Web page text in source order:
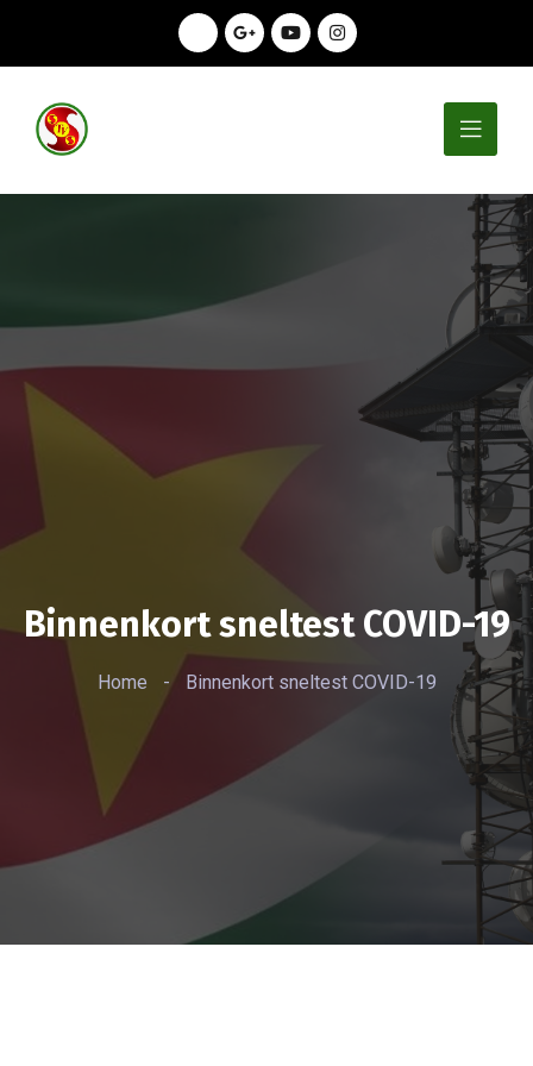
Binnenkort sneltest COVID-19
Home - Binnenkort sneltest COVID-19